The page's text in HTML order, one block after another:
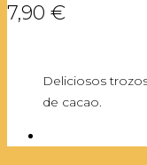
7,90 €
Deliciosos
de cacao.